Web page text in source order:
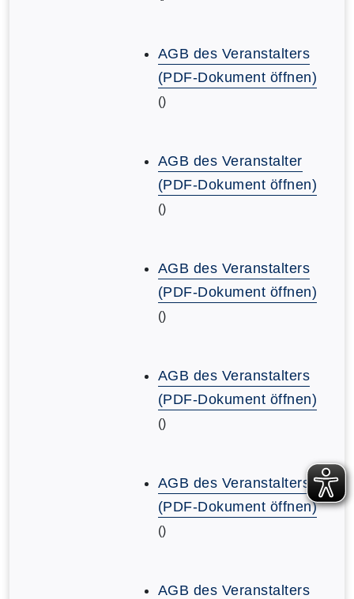
AGB des Veranstalters
(PDF-Dokument öffnen)
()
AGB des Veranstalter
(PDF-Dokument öffnen)
()
AGB des Veranstalters
(PDF-Dokument öffnen)
()
AGB des Veranstalters
(PDF-Dokument öffnen)
()
AGB des Veranstalters
(PDF-Dokument öffnen)
()
AGB des Veranstalters